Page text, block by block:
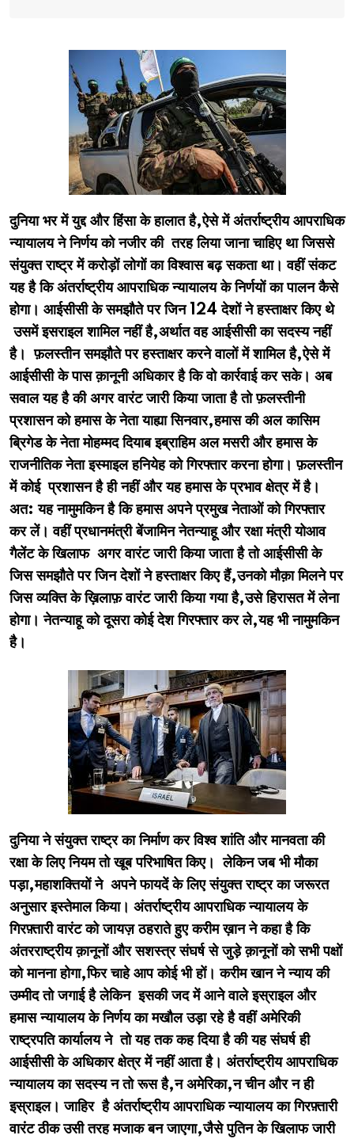
दुनिया भर में युद्द और हिंसा के हालात है,ऐसे में अंतर्राष्ट्रीय आपराधिक
न्यायालय ने निर्णय को नजीर की तरह लिया जाना चाहिए था जिससे
संयुक्त राष्ट्र में करोड़ों लोगों का विश्वास बढ़ सकता था। वहीं संकट
यह है कि अंतर्राष्ट्रीय आपराधिक न्यायालय के निर्णयों का पालन कैसे
होगा। आईसीसी के समझौते पर जिन 124 देशों ने हस्ताक्षर किए थे
उसमें इसराइल शामिल नहीं है,अर्थात वह आईसीसी का सदस्य नहीं
है। फ़लस्तीन समझौते पर हस्ताक्षर करने वालों में शामिल है,ऐसे में
आईसीसी के पास क़ानूनी अधिकार है कि वो कार्रवाई कर सके। अब
सवाल यह है की अगर वारंट जारी किया जाता है तो फ़लस्तीनी
प्रशासन को हमास के नेता याह्या सिनवार,हमास की अल कासिम
ब्रिगेड के नेता मोहम्मद दियाब इब्राहिम अल मसरी और हमास के
राजनीतिक नेता इस्माइल हनियेह को गिरफ्तार करना होगा। फ़लस्तीन
में कोई प्रशासन है ही नहीं और यह हमास के प्रभाव क्षेत्र में है।
अत: यह नामुमकिन है कि हमास अपने प्रमुख नेताओं को गिरफ्तार
कर लें। वहीं प्रधानमंत्री बेंजामिन नेतन्याहू और रक्षा मंत्री योआव
गैलेंट के खिलाफ अगर वारंट जारी किया जाता है तो आईसीसी के
जिस समझौते पर जिन देशों ने हस्ताक्षर किए हैं,उनको मौक़ा मिलने पर
जिस व्यक्ति के ख़िलाफ़ वारंट जारी किया गया है,उसे हिरासत में लेना
होगा। नेतन्याहू को दूसरा कोई देश गिरफ्तार कर ले,यह भी नामुमकिन
है।
दुनिया ने संयुक्त राष्ट्र का निर्माण कर विश्व शांति और मानवता की
रक्षा के लिए नियम तो खूब परिभाषित किए। लेकिन जब भी मौका
पड़ा,महाशक्तियों ने अपने फायदें के लिए संयुक्त राष्ट्र का जरूरत
अनुसार इस्तेमाल किया। अंतर्राष्ट्रीय आपराधिक न्यायालय के
गिरफ़्तारी वारंट को जायज़ ठहराते हुए करीम ख़ान ने कहा है कि
अंतरराष्ट्रीय क़ानूनों और सशस्त्र संघर्ष से जुड़े क़ानूनों को सभी पक्षों
को मानना होगा,फिर चाहे आप कोई भी हों। करीम खान ने न्याय की
उम्मीद तो जगाई है लेकिन इसकी जद में आने वाले इस्राइल और
हमास न्यायालय के निर्णय का मखौल उड़ा रहे है वहीं अमेरिकी
राष्ट्रपति कार्यालय ने तो यह तक कह दिया है की यह संघर्ष ही
आईसीसी के अधिकार क्षेत्र में नहीं आता है। अंतर्राष्ट्रीय आपराधिक
न्यायालय का सदस्य न तो रूस है,न अमेरिका,न चीन और न ही
इस्राइल। जाहिर है अंतर्राष्ट्रीय आपराधिक न्यायालय का गिरफ़्तारी
वारंट ठीक उसी तरह मजाक बन जाएगा,जैसे पुतिन के खिलाफ जारी